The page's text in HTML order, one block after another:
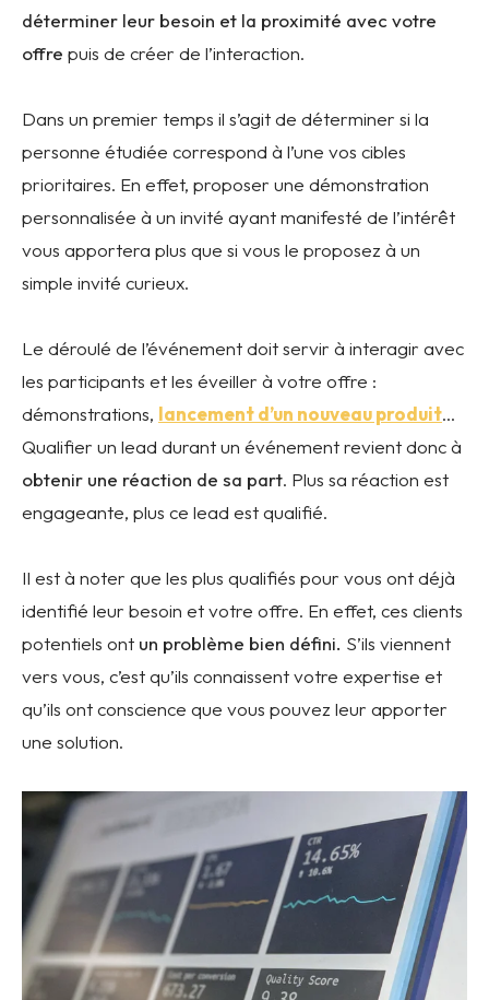
déterminer leur besoin et la proximité avec votre
offre puis de créer de l’interaction.
Dans un premier temps il s’agit de déterminer si la
personne étudiée correspond à l’une vos cibles
prioritaires. En effet, proposer une démonstration
personnalisée à un invité ayant manifesté de l’intérêt
vous apportera plus que si vous le proposez à un
simple invité curieux.
Le déroulé de l’événement doit servir à interagir avec
les participants et les éveiller à votre offre :
démonstrations, lancement d’un nouveau produit…
Qualifier un lead durant un événement revient donc à
obtenir une réaction de sa part. Plus sa réaction est
engageante, plus ce lead est qualifié.
Il est à noter que les plus qualifiés pour vous ont déjà
identifié leur besoin et votre offre. En effet, ces clients
potentiels ont un problème bien défini. S’ils viennent
vers vous, c’est qu’ils connaissent votre expertise et
qu’ils ont conscience que vous pouvez leur apporter
une solution.